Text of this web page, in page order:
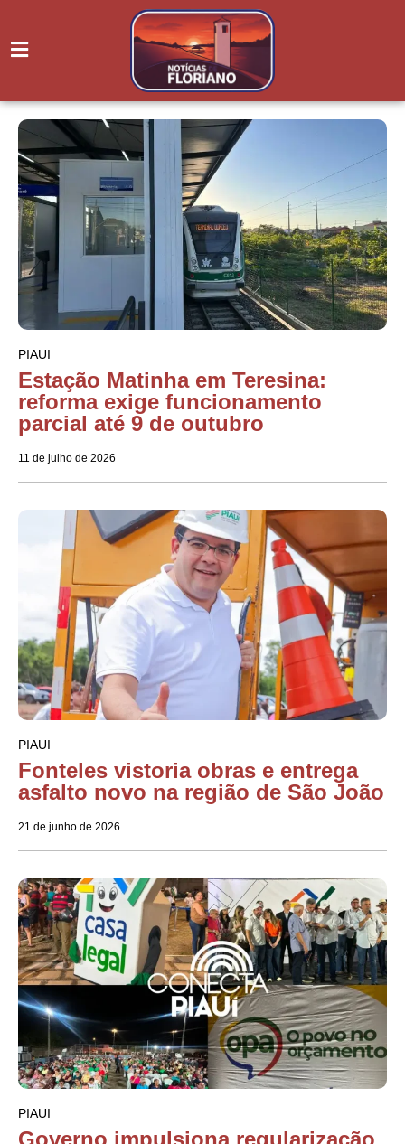
PIAUI
Estação Matinha em Teresina:
reforma exige funcionamento
parcial até 9 de outubro
11 de julho de 2026
PIAUI
Fonteles vistoria obras e entrega
asfalto novo na região de São João
21 de junho de 2026
PIAUI
Governo impulsiona regularização